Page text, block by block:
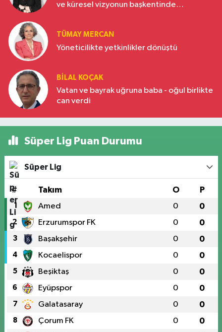
ve küresel vizyonun başkentinde
TÜMAY MERCAN
Yöneticilikte yetkinlikler dönüştü
BILAL KOÇAK
Vatan ve bayrak uğruna baba - oğul birlikte
can verdi
Süper Lig Puan Durumu
Süper Lig
# Takım O P
1 Amed 0 0
2 Erzurumspor FK 0 0
3 Başakşehir 0 0
4 Kocaelispor 0 0
5 Beşiktaş 0 0
6 Eyüpspor 0 0
7 Galatasaray 0 0
8 Çorum FK 0 0